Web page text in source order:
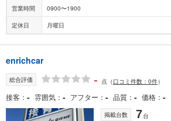
営業時間 0900〜1900
定休日 月曜日
enrichcar
総合評価 - 点 （口コミ件数：0件）
接客 - 雰囲気 - アフター - 品質 - 価格 -
掲載台数 7台